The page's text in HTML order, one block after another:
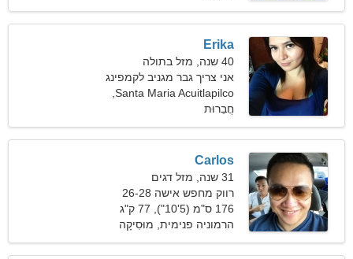
Erika
40 שנה, מזל בתולה
אני צריך גבר מגניב לקמפינג
מקסיקו
חֲבֵרוּת
Carlos
31 שנה, מזל דגים
רווק מחפש אישה 26-28
176 ס"מ (5'10"), 77 ק"ג
(169 פאונד)
הרמוניה פנימית, מוּסִיקָה